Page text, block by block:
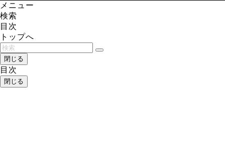
メニュー
検索
目次
トップへ
閉じる
目次
閉じる